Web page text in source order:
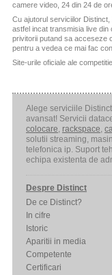
camere video, 24 din 24 de
Cu ajutorul serviciilor
astfel incat transmisia live din
privitorii putand sa acceseze
pentru a vedea ce mai fac
Site-urile oficiale ale
Alege serviciile
avansat! Servicii
colocare, rackspace,
solutii streaming,
telefonica ip. Suport
echipa existenta de
Despre Distinct
De ce Distinct?
In cifre
Istoric
Aparitii in media
Competente
Certificari